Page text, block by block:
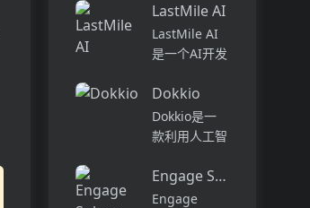
大的、注重隐
私的AI功能，
能够在几秒钟
上下文信息。
它可以帮助全
球快速增长的
团队节省时
间，创造上
下...
LastMile AI
LastMile AI
是一个AI开发
程师而设计，
可以用于原型
开发和生成式
产。它提供了
一站式的多模
Dokkio
Dokkio是一
款利用人工智
文件协作的工
具。它能帮助
Engage Sphere AI
Engage